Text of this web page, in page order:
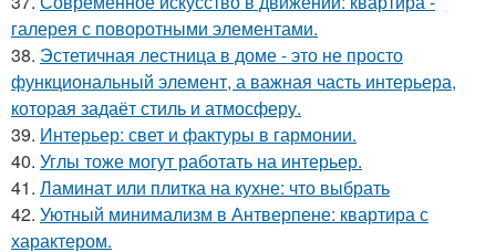
галерея с поворотными элементами.
38. Эстетичная лестница в доме - это не просто
функциональный элемент, а важная часть интерьера,
которая задаёт стиль и атмосферу.
39. Интерьер: свет и фактуры в гармонии.
40. Углы тоже могут работать на интерьер.
41. Ламинат или плитка на кухне: что выбрать
42. Уютный минимализм в Антверпене: квартира с
характером.